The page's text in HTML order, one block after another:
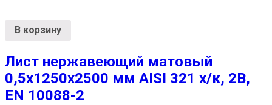
В корзину
Лист нержавеющий матовый
0,5х1250х2500 мм AISI 321 х/к, 2B,
EN 10088-2